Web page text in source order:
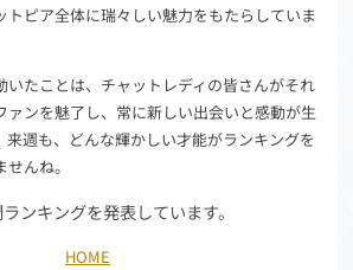
トピア全体に瑞々しい魅力をもたらしていま
いたことは、チャットレディの皆さんがそれ
ァンを魅了し、常に新しい出会いと感動が生
来週も、どんな輝かしい才能がランキングを
んね。
ンキングを発表しています。
HOME